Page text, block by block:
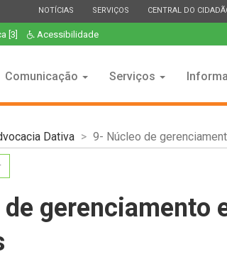
ESTADO
NOTÍCIAS ESTADO
SERVIÇOS ESTADO
CENTRAL DO
[3] Acessibilidade
Comunicação Serviços
Dativa 9- Núcleo de
gerenciamento